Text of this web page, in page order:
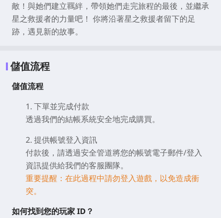
敵！與她們建立羈絆，帶領她們走完旅程的最後，並繼承
星之救援者的力量吧！ 你將沿著星之救援者留下的足
跡，遇見新的故事。
儲值流程
儲值流程
1. 下單並完成付款
透過我們的結帳系統安全地完成購買。
2. 提供帳號登入資訊
付款後，請透過安全管道將您的帳號電子郵件/登入
資訊提供給我們的客服團隊。
重要提醒：在此過程中請勿登入遊戲，以免造成衝
突。
如何找到您的玩家 ID？